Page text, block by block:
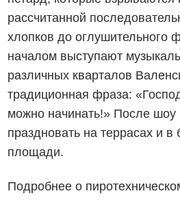
рассчитанной
хлопков до оглушительного
началом выступают
различных кварталов
традиционная фраза:
можно начинать!» После шоу
праздновать на террасах и в
площади.
Подробнее о